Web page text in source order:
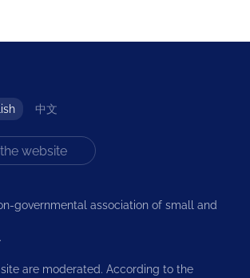
中文
governmental association of small and
are moderated. According to the